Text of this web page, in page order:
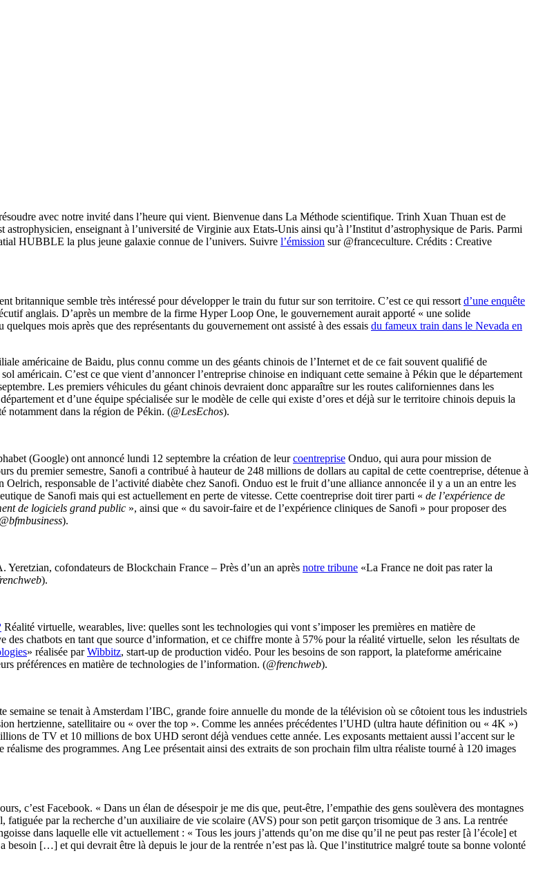
avec notre invité dans l’heure qui vient. Bienvenue dans La Méthode scientifique. Trinh Xuan Thuan est de
enseignant à l’université de Virginie aux Etats-Unis ainsi qu’à l’Institut d’astrophysique de Paris. Parmi
HUBBLE la plus jeune galaxie connue de l’univers. Suivre l’émission sur @franceculture. Crédits : Creative
britannique semble très intéressé pour développer le train du futur sur son territoire. C’est ce qui ressort d’une enquête
anglais. D’après un membre de la firme Hyper Loop One, le gouvernement aurait apporté « une solide
mois après que des représentants du gouvernement ont assisté à des essais du fameux train dans le Nevada en
américaine de Baidu, plus connu comme un des géants chinois de l’Internet et de ce fait souvent qualifié de
américain. C’est ce que vient d’annoncer l’entreprise chinoise en indiquant cette semaine à Pékin que le département
Les premiers véhicules du géant chinois devraient donc apparaître sur les routes californiennes dans les
et d’une équipe spécialisée sur le modèle de celle qui existe d’ores et déjà sur le territoire chinois depuis la
notamment dans la région de Pékin. (@LesEchos).
(Google) ont annoncé lundi 12 septembre la création de leurcoentreprise Onduo, qui aura pour mission de
du premier semestre, Sanofi a contribué à hauteur de 248 millions de dollars au capital de cette coentreprise, détenue à
responsable de l’activité diabète chez Sanofi. Onduo est le fruit d’une alliance annoncée il y a un an entre les
de Sanofi mais qui est actuellement en perte de vitesse. Cette coentreprise doit tirer parti « de l’expérience de
de logiciels grand public », ainsi que « du savoir-faire et de l’expérience cliniques de Sanofi » pour proposer des
@bfmbusiness).
cofondateurs de Blockchain France – Près d’un an après notre tribune «La France ne doit pas rater la
).
Réalité virtuelle, wearables, live: quelles sont les technologies qui vont s’imposer les premières en matière de
chatbots en tant que source d’information, et ce chiffre monte à 57% pour la réalité virtuelle, selon les résultats de
» réalisée parWibbitz, start-up de production vidéo. Pour les besoins de son rapport, la plateforme américaine
préférences en matière de technologies de l’information. (@frenchweb).
semaine se tenait à Amsterdam l’IBC, grande foire annuelle du monde de la télévision où se côtoient tous les industriels
hertzienne, satellitaire ou « over the top ». Comme les années précédentes l’UHD (ultra haute définition ou « 4K »)
de TV et 10 millions de box UHD seront déjà vendues cette année. Les exposants mettaient aussi l’accent sur le
des programmes. Ang Lee présentait ainsi des extraits de son prochain film ultra réaliste tourné à 120 images
c’est Facebook. « Dans un élan de désespoir je me dis que, peut-être, l’empathie des gens soulèvera des montagnes
fatiguée par la recherche d’un auxiliaire de vie scolaire (AVS) pour son petit garçon trisomique de 3 ans. La rentrée
dans laquelle elle vit actuellement : « Tous les jours j’attends qu’on me dise qu’il ne peut pas rester [à l’école] et
[…] et qui devrait être là depuis le jour de la rentrée n’est pas là. Que l’institutrice malgré toute sa bonne volonté